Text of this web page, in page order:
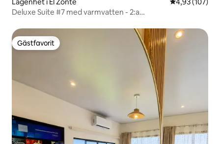
Deluxe Suite #7 med varmvatten - 2:a
Gästfavorit
Gästfavorit